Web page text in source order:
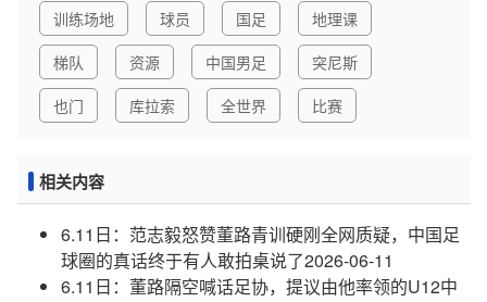
训练场地
球员 国足
地理课
梯队
资源 中国男足
突尼斯
也门
库拉索 全世界 比赛
相关内容
6.11日：范志毅怒赞董路青训硬刚全网质疑，中国足
球圈的真话终于有人敢拍桌说了2026-06-11
6.11日：董路隔空喊话足协，提议由他率领的U12中